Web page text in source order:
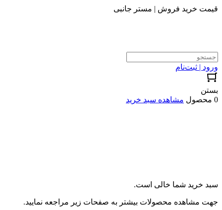
قیمت خرید فروش | مستر جانبی
ورود | ثبت‌نام
بستن
0 محصول
مشاهده سبد خرید
سبد خرید شما خالی است.
جهت مشاهده محصولات بیشتر به صفحات زیر مراجعه نمایید.